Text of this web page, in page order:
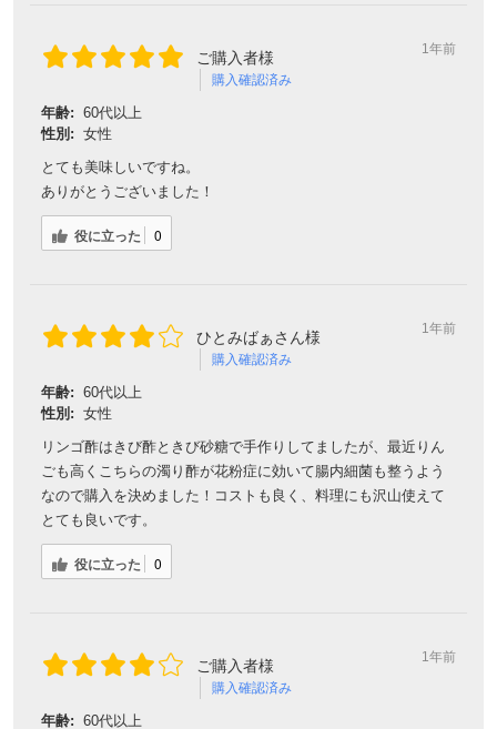
ご購入者様
購入確認済み
1年前
年齢: 60代以上
性別: 女性
とても美味しいですね。
ありがとうございました！
役に立った 0
ひとみばぁさん様
購入確認済み
1年前
年齢: 60代以上
性別: 女性
リンゴ酢はきび酢ときび砂糖で手作りしてましたが、最近りん
ごも高くこちらの濁り酢が花粉症に効いて腸内細菌も整うよう
なので購入を決めました！コストも良く、料理にも沢山使えて
とても良いです。
役に立った 0
ご購入者様
購入確認済み
1年前
年齢: 60代以上